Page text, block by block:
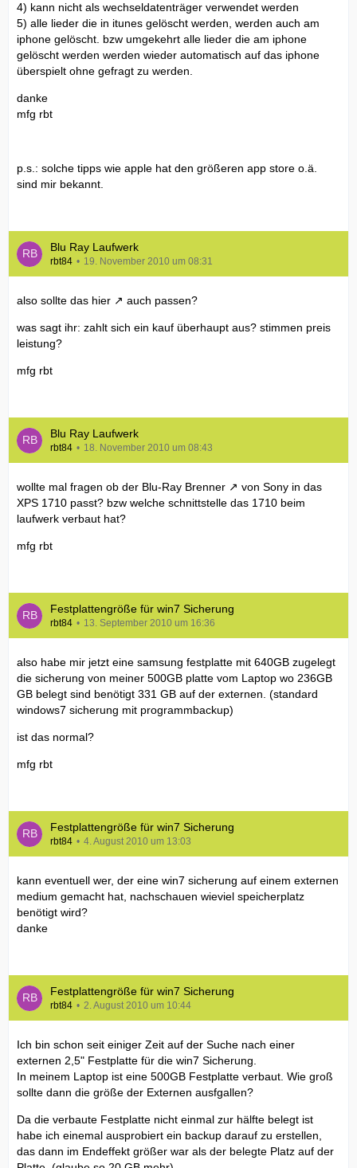
4) kann nicht als wechseldatenträger verwendet werden
5) alle lieder die in itunes gelöscht werden, werden auch am
iphone gelöscht. bzw umgekehrt alle lieder die am iphone
gelöscht werden werden wieder automatisch auf das iphone
überspielt ohne gefragt zu werden.
danke
mfg rbt
p.s.: solche tipps wie apple hat den größeren app store o.ä.
sind mir bekannt.
Blu Ray Laufwerk
rbt84 19. November 2010 um 08:31
also sollte das hier auch passen?
was sagt ihr: zahlt sich ein kauf überhaupt aus? stimmen preis
leistung?
mfg rbt
Blu Ray Laufwerk
rbt84 18. November 2010 um 08:43
wollte mal fragen ob der Blu-Ray Brenner
von Sony in das
XPS 1710 passt? bzw welche schnittstelle das 1710 beim
laufwerk verbaut hat?
mfg rbt
Festplattengröße für win7 Sicherung
rbt84 13. September 2010 um 16:36
also habe mir jetzt eine samsung festplatte mit 640GB zugelegt
die sicherung von meiner 500GB platte vom Laptop wo 236GB
GB belegt sind benötigt 331 GB auf der externen. (standard
windows7 sicherung mit programmbackup)
ist das normal?
mfg rbt
Festplattengröße für win7 Sicherung
rbt84 4. August 2010 um 13:03
kann eventuell wer, der eine win7 sicherung auf einem externen
medium gemacht hat, nachschauen wieviel speicherplatz
benötigt wird?
danke
Festplattengröße für win7 Sicherung
rbt84 2. August 2010 um 10:44
Ich bin schon seit einiger Zeit auf der Suche nach einer
externen 2,5" Festplatte für die win7 Sicherung.
In meinem Laptop ist eine 500GB Festplatte verbaut. Wie groß
sollte dann die größe der Externen ausfgallen?
Da die verbaute Festplatte nicht einmal zur hälfte belegt ist
habe ich einemal ausprobiert ein backup darauf zu erstellen,
das dann im Endeffekt größer war als der belegte Platz auf der